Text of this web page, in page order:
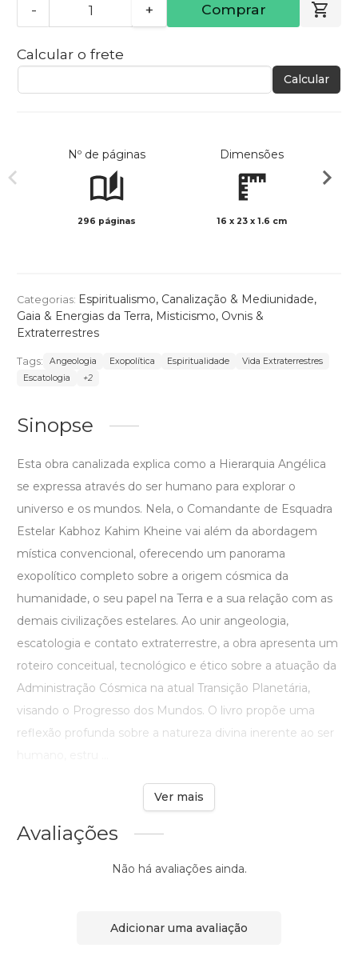
- + Comprar
Calcular o frete
Calcular
Nº de páginas
296 páginas
Dimensões
16 x 23 x 1.6 cm
Categorias: Espiritualismo, Canalização & Mediunidade,
Gaia & Energias da Terra, Misticismo, Ovnis &
Extraterrestres
Tags: Angeologia Exopolítica Espiritualidade
Vida Extraterrestres
Escatologia
+2
Sinopse
Esta obra canalizada explica como a Hierarquia Angélica
se expressa através do ser humano para explorar o
universo e os mundos. Nela, o Comandante de Esquadra
Estelar Kabhoz Kahim Kheine vai além da abordagem
mística convencional, oferecendo um panorama
exopolítico completo sobre a origem cósmica da
humanidade, o seu papel na Terra e a sua relação com as
demais civilizações estelares. Ao unir angeologia,
escatologia e contato extraterrestre, a obra apresenta um
roteiro conceitual, tecnológico e ético sobre a atuação da
Administração Cósmica na atual Transição Planetária,
visando o Progresso dos Mundos. O livro propõe uma
reflexão profunda sobre a natureza divina inerente ao ser
Ver mais
Avaliações
Não há avaliações ainda.
Adicionar uma avaliação